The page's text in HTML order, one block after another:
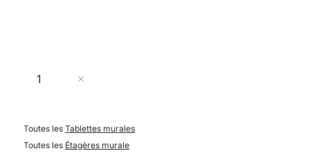
Quantité
Toutes les Tablettes murales
Toutes les Étagères murale